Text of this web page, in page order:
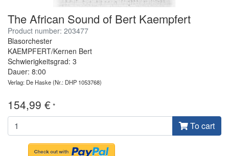
The African Sound of Bert Kaempfert
Product number: 203477
Blasorchester
KAEMPFERT/Kernen Bert
Schwierigkeitsgrad: 3
Dauer: 8:00
Verlag: De Haske(Nr.: DHP 1053768)
154,99 € *
To cart